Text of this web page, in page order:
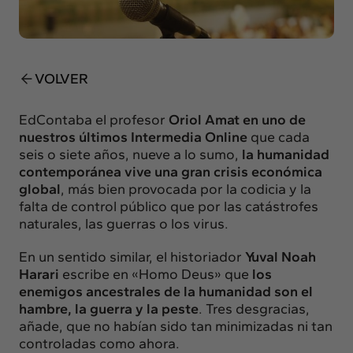
Intercambio
Contacto
info@intermedia.es
VOLVER
EdContaba el profesor Oriol Amat en uno de
nuestros últimos Intermedia Online que cada
seis o siete años, nueve a lo sumo, la humanidad
contemporánea vive una gran crisis económica
global, más bien provocada por la codicia y la
falta de control público que por las catástrofes
naturales, las guerras o los virus.
En un sentido similar, el historiador Yuval Noah
Harari escribe en «Homo Deus» que los
enemigos ancestrales de la humanidad son el
hambre, la guerra y la peste. Tres desgracias,
añade, que no habían sido tan minimizadas ni tan
controladas como ahora.